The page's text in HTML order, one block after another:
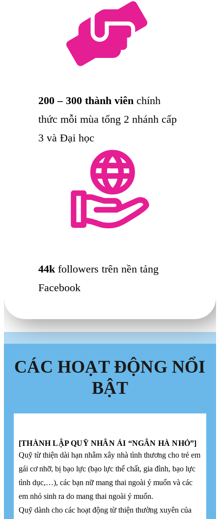
200 – 300 thành viên chính
thức mỗi mùa tổng 2 nhánh cấp
3 và Đại học
44k followers trên nền tảng
Facebook
CÁC HOẠT ĐỘNG NỔI
BẬT
[THÀNH LẬP QUỸ NHÂN ÁI “NGÂN HÀ NHỎ”]
Quỹ từ thiện dài hạn nhằm xây nhà tình thương cho trẻ em
gái cơ nhỡ, bị bạo lực (bạo lực thể chất, gia đình, bạo lực
tình dục,…), các bạn nữ mang thai ngoài ý muốn và các
em nhỏ sinh ra do mang thai ngoài ý muốn.
Quỹ dành cho các hoạt động từ thiện thường xuyên của